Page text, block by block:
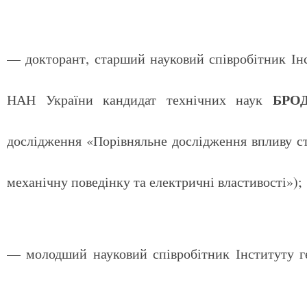
— докторант, старший науковий співробітник
НАН України кандидат технічних наук
дослідження «Порівняльне дослідження впливу
механічну поведінку та електричні властивості»);
— молодший науковий співробітник Інституту